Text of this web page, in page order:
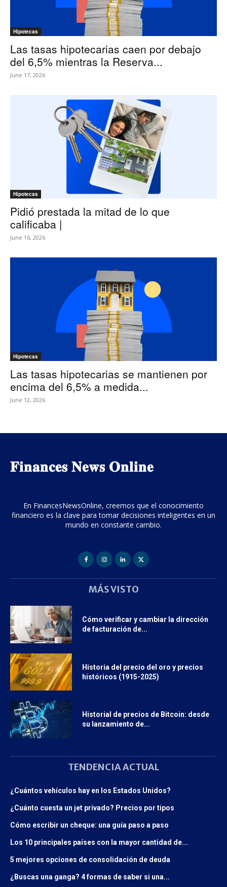
Hipotecas
Las tasas hipotecarias caen por debajo
del 6,5% mientras la Reserva...
June 17, 2026
Hipotecas
Pidió prestada la mitad de lo que
calificaba |
June 16, 2026
Hipotecas
Las tasas hipotecarias se mantienen por
encima del 6,5% a medida...
June 12, 2026
𝐅𝐢𝐧𝐚𝐧𝐜𝐞𝐬 𝐍𝐞𝐰𝐬 𝐎𝐧𝐥𝐢𝐧𝐞
En FinancesNewsOnline, creemos que el conocimiento
financiero es la clave para tomar decisiones inteligentes en un
mundo en constante cambio.
MÁS VISTO
Cómo verificar y cambiar la dirección
de facturación de...
Historia del precio del oro y precios
históricos (1915-2025)
Historial de precios de Bitcoin: desde
su lanzamiento de...
TENDENCIA ACTUAL
¿Cuántos vehículos hay en los Estados Unidos?
¿Cuánto cuesta un jet privado? Precios por tipos
Cómo escribir un cheque: una guía paso a paso
Los 10 principales países con la mayor cantidad de...
5 mejores opciones de consolidación de deuda
¿Buscas una ganga? 4 formas de saber si una...